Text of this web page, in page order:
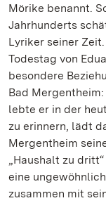
Mörike benannt.
Jahrhunderts
Lyriker seiner
Todestag von
besondere
Bad Mergentheim:
lebte er in der
zu erinnern, lädt
Mergentheim
„Haushalt zu
eine
zusammen mit